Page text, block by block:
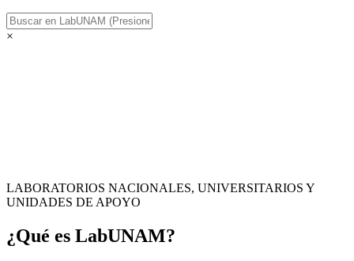
×
LABORATORIOS NACIONALES, UNIVERSITARIOS Y
UNIDADES DE APOYO
¿Qué es LabUNAM?